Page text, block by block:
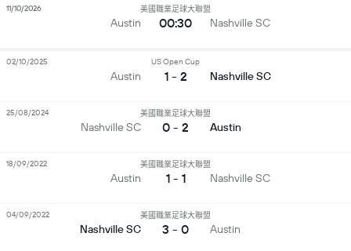
Austin
美國職業足球大聯盟
00:30 Nashville SC
11/10/2026
Austin
US Open Cup
1 - 2 Nashville SC
02/10/2025
Nashville SC
美國職業足球大聯盟
0 - 2 Austin
25/08/2024
Austin
美國職業足球大聯盟
1 - 1 Nashville SC
18/09/2022
Nashville SC
美國職業足球大聯盟
3 - 0 Austin
04/09/2022